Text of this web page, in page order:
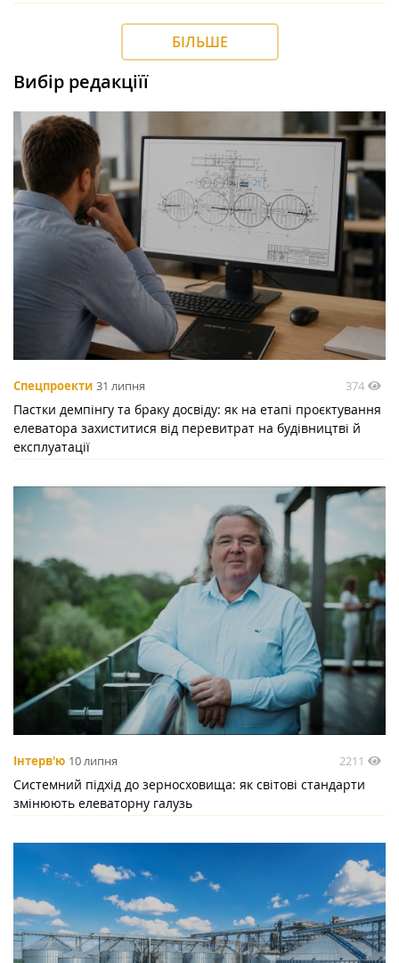
БІЛЬШЕ
Вибір редакціїї
Спецпроекти 31 липня 374
Пастки демпінгу та браку досвіду: як на етапі проєктування
елеватора захиститися від перевитрат на будівництві й
експлуатації
Інтерв'ю 10 липня 2211
Системний підхід до зерносховища: як світові стандарти
змінюють елеваторну галузь